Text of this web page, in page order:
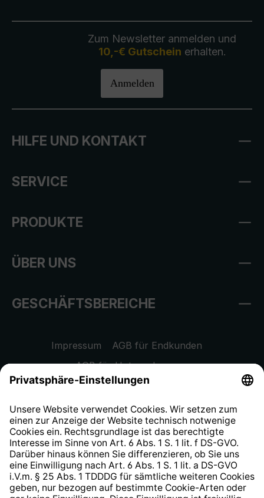
Zum Newsletter anmelden und
10,-€ Gutschein erhalten.
Anmelden
HILFE UND KONTAKT
SERVICE
PRODUKTE
ÜBER UNS
GESCHÄFTSBEREICHE
Impressum
AGB für Endkunden
AGB für Unternehmen
Datenschutzhinweis
Widerrufsrecht
Hinweisgeberschutzsystem
Barrierefreiheit